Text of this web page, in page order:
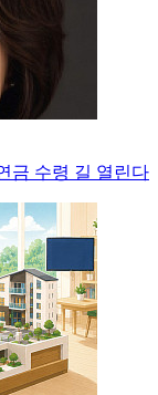
금 수령 길 열린다